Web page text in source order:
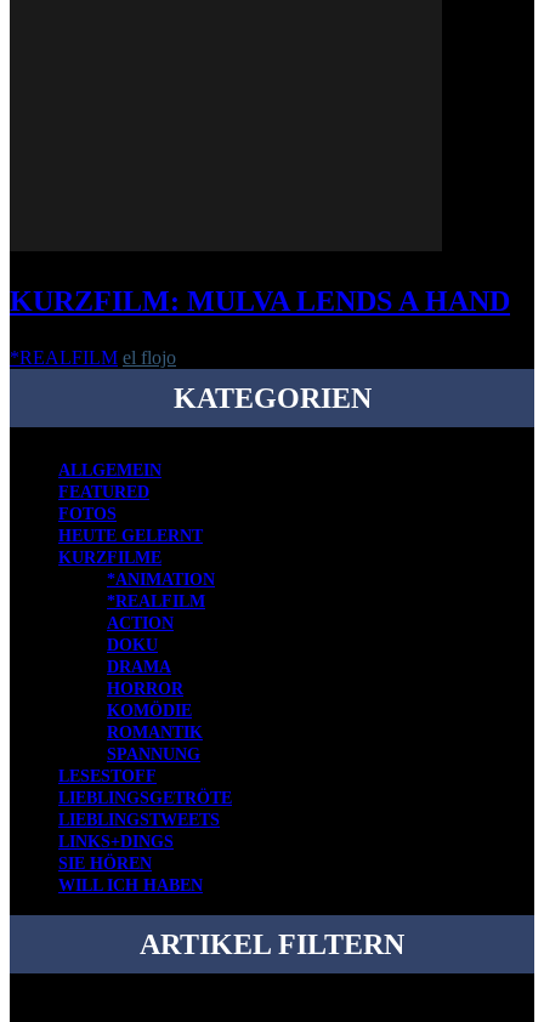
KURZFILM: MULVA LENDS A HAND
*REALFILM el flojo
KATEGORIEN
ALLGEMEIN
FEATURED
FOTOS
HEUTE GELERNT
KURZFILME
*ANIMATION
*REALFILM
ACTION
DOKU
DRAMA
HORROR
KOMÖDIE
ROMANTIK
SPANNUNG
LESESTOFF
LIEBLINGSGETRÖTE
LIEBLINGSTWEETS
LINKS+DINGS
SIE HÖREN
WILL ICH HABEN
ARTIKEL FILTERN